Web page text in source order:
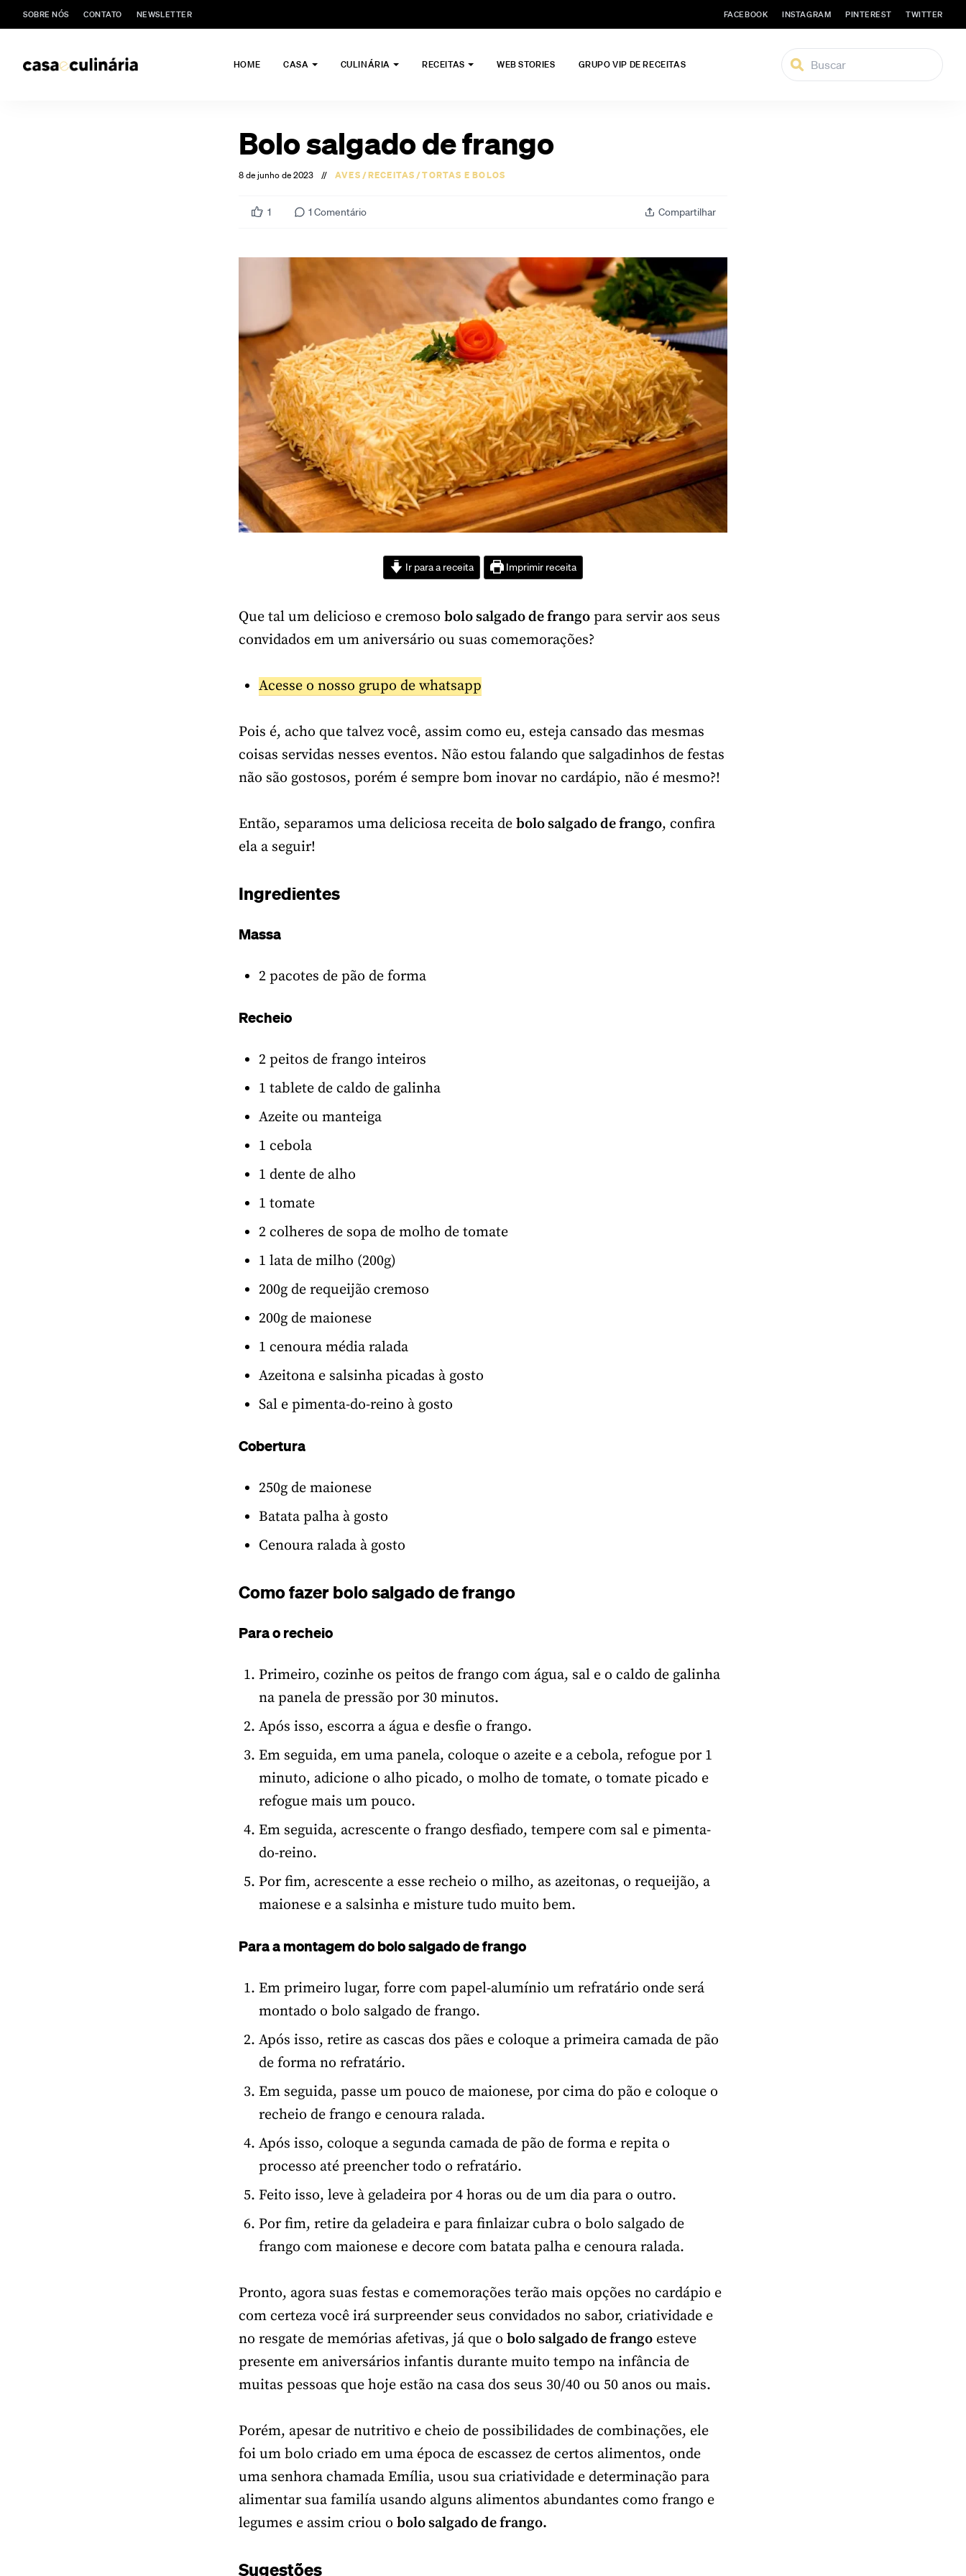
SOBRE NÓS CONTATO NEWSLETTER FACEBOOK INSTAGRAM PINTEREST TWITTER
HOME CASA CULINÁRIA RECEITAS WEB STORIES GRUPO VIP DE RECEITAS
Bolo salgado de frango
8 de junho de 2023 // AVES/RECEITAS/TORTAS E BOLOS
1 1 Comentário Compartilhar
Ir para a receita Imprimir receita
Que tal um delicioso e cremoso bolo salgado de frango para servir aos seus
convidados em um aniversário ou suas comemorações?
Acesse o nosso grupo de whatsapp
Pois é, acho que talvez você, assim como eu, esteja cansado das mesmas
coisas servidas nesses eventos. Não estou falando que salgadinhos de festas
não são gostosos, porém é sempre bom inovar no cardápio, não é mesmo?!
Então, separamos uma deliciosa receita de bolo salgado de frango, confira
ela a seguir!
Ingredientes
Massa
2 pacotes de pão de forma
Recheio
2 peitos de frango inteiros
1 tablete de caldo de galinha
Azeite ou manteiga
1 cebola
1 dente de alho
1 tomate
2 colheres de sopa de molho de tomate
1 lata de milho (200g)
200g de requeijão cremoso
200g de maionese
1 cenoura média ralada
Azeitona e salsinha picadas à gosto
Sal e pimenta-do-reino à gosto
Cobertura
250g de maionese
Batata palha à gosto
Cenoura ralada à gosto
Como fazer bolo salgado de frango
Para o recheio
Primeiro, cozinhe os peitos de frango com água, sal e o caldo de galinha
na panela de pressão por 30 minutos.
Após isso, escorra a água e desfie o frango.
Em seguida, em uma panela, coloque o azeite e a cebola, refogue por 1
minuto, adicione o alho picado, o molho de tomate, o tomate picado e
refogue mais um pouco.
Em seguida, acrescente o frango desfiado, tempere com sal e pimenta-
do-reino.
Por fim, acrescente a esse recheio o milho, as azeitonas, o requeijão, a
maionese e a salsinha e misture tudo muito bem.
Para a montagem do bolo salgado de frango
Em primeiro lugar, forre com papel-alumínio um refratário onde será
montado o bolo salgado de frango.
Após isso, retire as cascas dos pães e coloque a primeira camada de pão
de forma no refratário.
Em seguida, passe um pouco de maionese, por cima do pão e coloque o
recheio de frango e cenoura ralada.
Após isso, coloque a segunda camada de pão de forma e repita o
processo até preencher todo o refratário.
Feito isso, leve à geladeira por 4 horas ou de um dia para o outro.
Por fim, retire da geladeira e para finlaizar cubra o bolo salgado de
frango com maionese e decore com batata palha e cenoura ralada.
Pronto, agora suas festas e comemorações terão mais opções no cardápio e
com certeza você irá surpreender seus convidados no sabor, criatividade e
no resgate de memórias afetivas, já que o bolo salgado de frango esteve
presente em aniversários infantis durante muito tempo na infância de
muitas pessoas que hoje estão na casa dos seus 30/40 ou 50 anos ou mais.
Porém, apesar de nutritivo e cheio de possibilidades de combinações, ele
foi um bolo criado em uma época de escassez de certos alimentos, onde
uma senhora chamada Emília, usou sua criatividade e determinação para
alimentar sua familía usando alguns alimentos abundantes como frango e
legumes e assim criou o bolo salgado de frango.
Sugestões